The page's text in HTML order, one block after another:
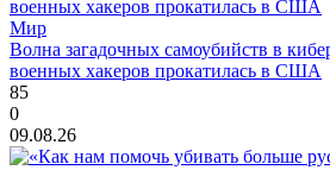
Мир
Волна загадочных самоубийств в
военных хакеров прокатилась в США
85
0
09.08.26